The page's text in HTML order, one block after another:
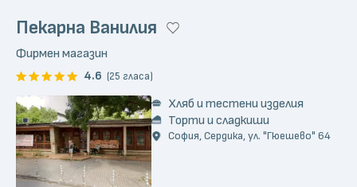
Пекарна Ванилия
Фирмен магазин
4.6 (25 гласа)
Хляб и тестени изделия
Торти и сладкиши
София, Сердика, ул. "Гюешево" 64